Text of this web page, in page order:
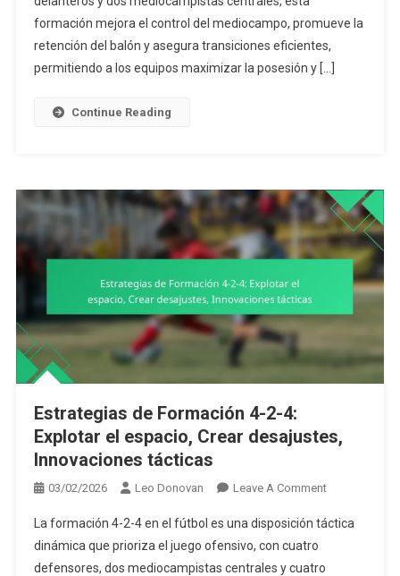
Del
Mediocampo,
Retención
formación mejora el control del mediocampo, promueve la
retención del balón y asegura transiciones eficientes,
permitiendo a los equipos maximizar la posesión y […]
Continue Reading
Estrategias de Formación 4-2-4:
Explotar el espacio, Crear desajustes,
Innovaciones tácticas
03/02/2026 Leo Donovan Leave A CommentOn
De
La formación 4-2-4 en el fútbol es una disposición táctica
dinámica que prioriza el juego ofensivo, con cuatro
defensores, dos mediocampistas centrales y cuatro